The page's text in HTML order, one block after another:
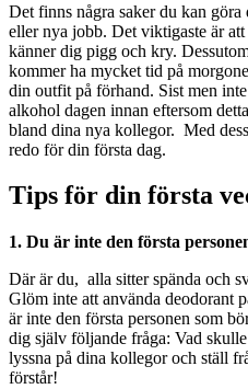
Det finns några saker du kan
eller nya jobb. Det viktigaste är
känner dig pigg och kry.
kommer ha mycket tid på
din outfit på förhand. Sist men
alkohol dagen innan eftersom
bland dina nya kollegor. Med
redo för din första dag.
Tips för din första
1. Du är inte den första
Där är du, alla sitter spända och
Glöm inte att använda deodorant
är inte den första personen som
dig själv följande fråga: Vad
lyssna på dina kollegor och ställ
förstår!